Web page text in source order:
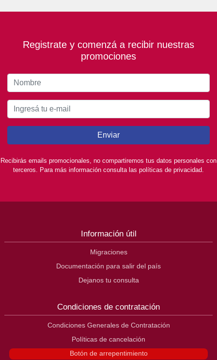
Registrate y comenzá a recibir nuestras
promociones
Enviar
Recibirás emails promocionales, no compartiremos tus datos personales con
terceros. Para más información consulta las políticas de privacidad.
Información útil
Migraciones
Documentación para salir del país
Dejanos tu consulta
Condiciones de contratación
Condiciones Generales de Contratación
Políticas de cancelación
Botón de arrepentimiento